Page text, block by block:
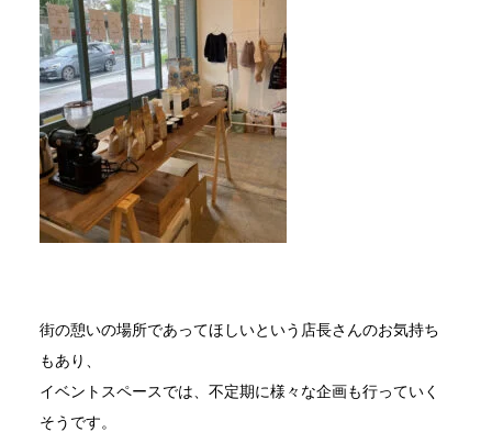
街の憩いの場所であってほしいという店長さんのお気持ち
もあり、
イベントスペースでは、不定期に様々な企画も行っていく
そうです。